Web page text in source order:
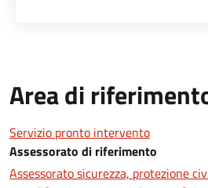
Area di
Servizio pronto intervento
Assessorato di riferimento
Assessorato sicurezza, protezione